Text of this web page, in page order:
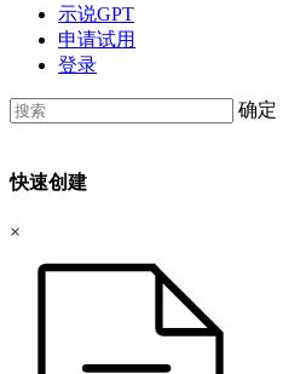
示说GPT
申请试用
登录
确定
快速创建
×